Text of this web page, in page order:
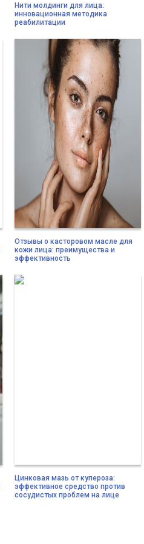
Нити молдинги для лица:
инновационная методика
реабилитации
Отзывы о касторовом масле для
кожи лица: преимущества и
эффективность
Цинковая мазь от купероза:
эффективное средство против
сосудистых проблем на лице